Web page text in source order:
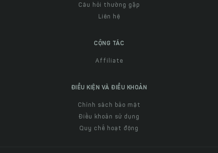
Câu hỏi thường gặp
Liên hệ
CỘNG TÁC
Affiliate
ĐIỀU KIỆN VÀ ĐIỀU KHOẢN
Chính sách bảo mật
Điều khoản sử dụng
Quy chế hoạt động